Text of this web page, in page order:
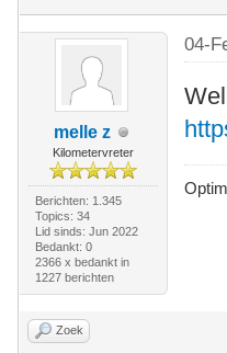
melle z
Kilometervreter
Berichten: 1.345
Topics: 34
Lid sinds: Jun 2022
Bedankt: 0
2366 x bedankt in
1227 berichten
04-
Zoek